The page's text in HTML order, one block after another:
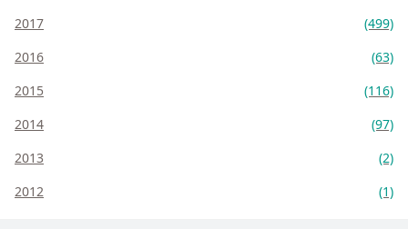
2017
(499)
2016
(63)
2015
(116)
2014
(97)
2013
(2)
2012
(1)